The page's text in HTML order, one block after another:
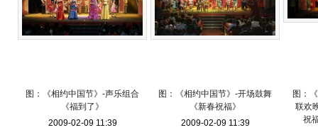
图：《相约中国节》-声乐组合
《福到了》
2009-02-09 11:39
图：《相约中国节》-开场鼓舞
《新春祝福》
2009-02-09 11:39
图：
联欢
祝